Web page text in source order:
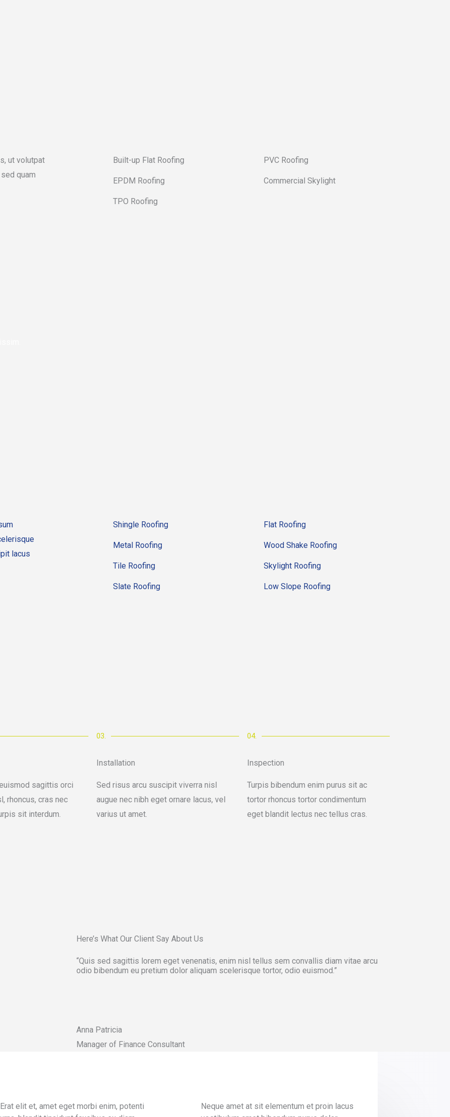
ut volutpat
quam
Built-up Flat Roofing
EPDM Roofing
TPO Roofing
PVC Roofing
Commercial Skylight
lacus
Shingle Roofing
Metal Roofing
Tile Roofing
Slate Roofing
Flat Roofing
Wood Shake Roofing
Skylight Roofing
Low Slope Roofing
sagittis orci
rhoncus, cras nec
sit interdum.
03.
Installation
Sed risus arcu suscipit viverra nisl
augue nec nibh eget ornare lacus, vel
varius ut amet.
04.
Inspection
Turpis bibendum enim purus sit ac
tortor rhoncus tortor condimentum
eget blandit lectus nec tellus cras.
Here’s What Our Client Say About Us
“Quis sed sagittis lorem eget venenatis, enim nisl tellus sem convallis diam vitae arcu
odio bibendum eu pretium dolor aliquam scelerisque tortor, odio euismod.”
Anna Patricia
Manager of Finance Consultant
Erat elit et, amet eget morbi enim, potenti
Neque amet at sit elementum et proin lacus